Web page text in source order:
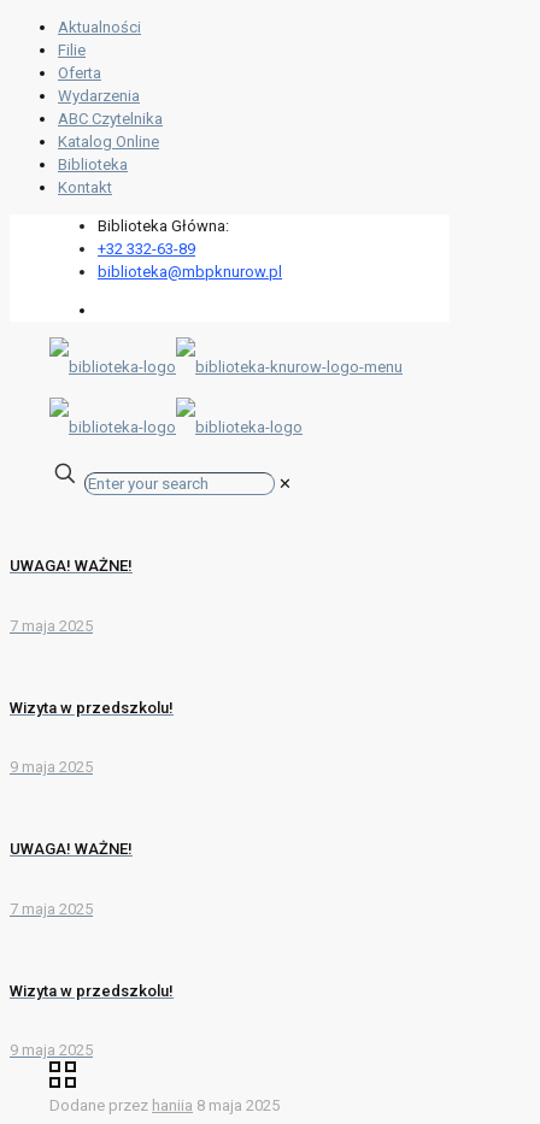
Aktualności
Filie
Oferta
Wydarzenia
ABC Czytelnika
Katalog Online
Biblioteka
Kontakt
Biblioteka Główna:
+32 332-63-89
biblioteka@mbpknurow.pl
✕
UWAGA! WAŻNE!
7 maja 2025
Wizyta w przedszkolu!
9 maja 2025
UWAGA! WAŻNE!
7 maja 2025
Wizyta w przedszkolu!
9 maja 2025
Dodane przez haniia 8 maja 2025